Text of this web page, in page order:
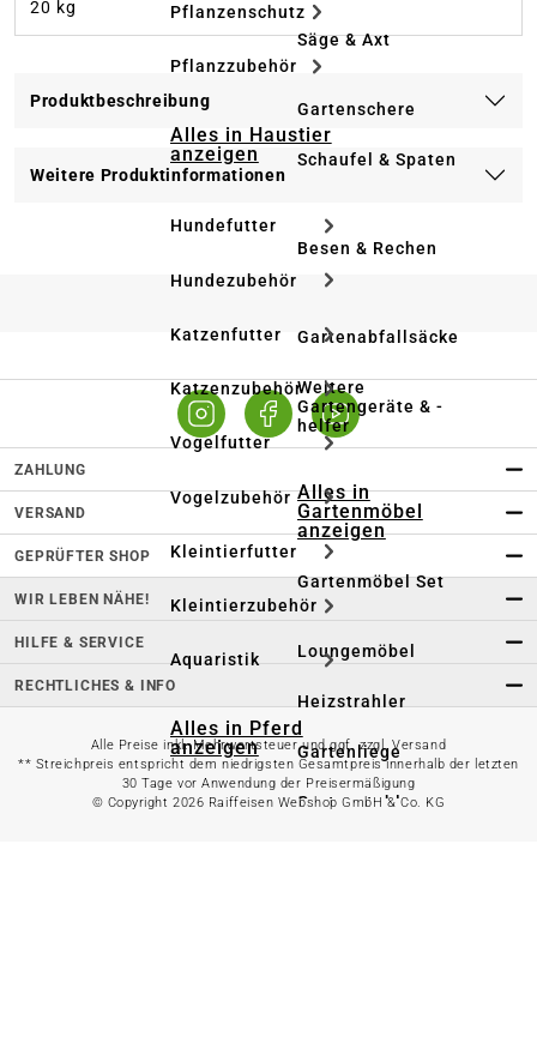
Pflanzenschutz
Pflanzzubehör
Alles in Haustier
anzeigen
Hundefutter
Hundezubehör
Katzenfutter
Katzenzubehör
Vogelfutter
Vogelzubehör
Kleintierfutter
Kleintierzubehör
Aquaristik
Alles in Pferd
anzeigen
Säge & Axt
Gartenschere
Schaufel & Spaten
Besen & Rechen
Gartenabfallsäcke
Weitere
Gartengeräte & -
helfer
Alles in
Gartenmöbel
anzeigen
Gartenmöbel Set
Loungemöbel
Heizstrahler
Gartenliege
Gartenstuhl
20 kg
Produktbeschreibung
Weitere Produktinformationen
ZAHLUNG
VERSAND
GEPRÜFTER SHOP
WIR LEBEN NÄHE!
HILFE & SERVICE
RECHTLICHES & INFO
Alle Preise inkl. Mehrwertsteuer und ggf. zzgl. Versand
** Streichpreis entspricht dem niedrigsten Gesamtpreis innerhalb der letzten
30 Tage vor Anwendung der Preisermäßigung
© Copyright 2026 Raiffeisen Webshop GmbH & Co. KG